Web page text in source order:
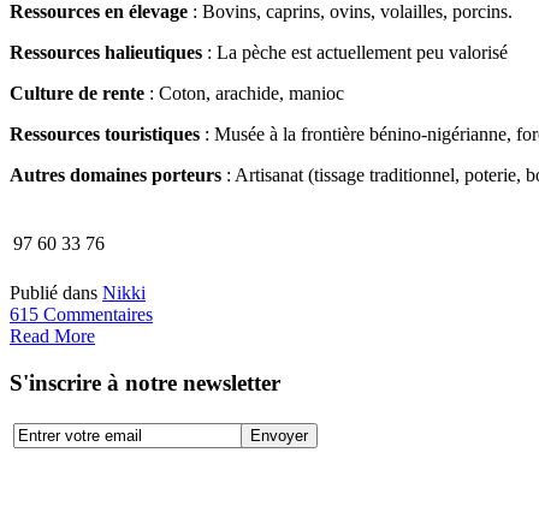
Ressources en élevage : Bovins, caprins, ovins, volailles, porcins.
Ressources halieutiques : La pèche est actuellement peu valorisé
Culture de rente : Coton, arachide, manioc
Ressources touristiques : Musée à la frontière bénino-nigérianne,
Autres domaines porteurs : Artisanat (tissage traditionnel, poterie,
97 60 33 76
Publié dans Nikki
615 Commentaires
Read More
S'inscrire à notre newsletter